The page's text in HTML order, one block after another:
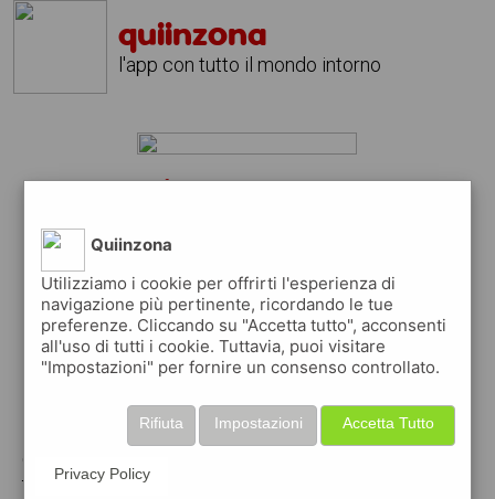
quiinzona
l'app con tutto il mondo intorno
diano castello?
↴
scarica gratis app
pubblica gratis i tuoi annunci
tuoi annunci per :
Quiinzona
Utilizziamo i cookie per offrirti l'esperienza di
navigazione più pertinente, ricordando le tue
preferenze. Cliccando su "Accetta tutto", acconsenti
all'uso di tutti i cookie. Tuttavia, puoi visitare
"Impostazioni" per fornire un consenso controllato.
Accetta Tutto
Impostazioni
Rifiuta
Privacy Policy